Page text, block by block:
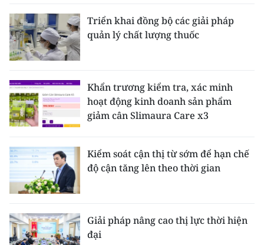
Triển khai đồng bộ các giải pháp
quản lý chất lượng thuốc
Khẩn trương kiểm tra, xác minh
hoạt động kinh doanh sản phẩm
giảm cân Slimaura Care x3
Kiểm soát cận thị từ sớm để hạn chế
độ cận tăng lên theo thời gian
Giải pháp nâng cao thị lực thời hiện
đại